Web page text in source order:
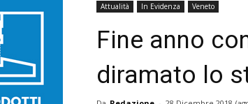
Attualità In Evidenza Veneto
Fine anno
diramato lo